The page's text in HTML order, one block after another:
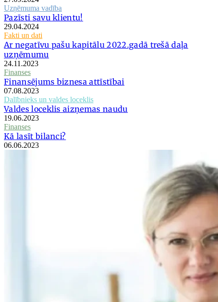
Uzņēmuma vadība
Pazīsti savu klientu!
29.04.2024
Fakti un dati
Ar negatīvu pašu kapitālu 2022.gadā trešā daļa
uzņēmumu
24.11.2023
Finanses
Finansējums biznesa attīstībai
07.08.2023
Dalībnieks un valdes loceklis
Valdes loceklis aizņemas naudu
19.06.2023
Finanses
Kā lasīt bilanci?
06.06.2023